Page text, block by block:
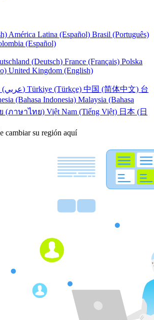
América Latina (Español) Brasil (Português)
(Español)
(Deutsch) France (Français) Polska
United Kingdom (English)
UAE (عربي) Türkiye (Türkçe) 中国 (简体中文) 台
(Bahasa Indonesia) Malaysia (Bahasa
(ภาษาไทย) Việt Nam (Tiếng Việt) 日本 (日
cambiar su región aquí